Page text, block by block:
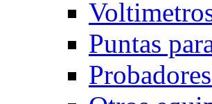
Puntas